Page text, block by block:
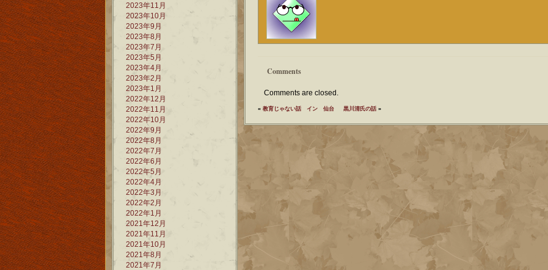
2023年11月
2023年10月
2023年9月
2023年8月
2023年7月
2023年5月
2023年4月
2023年2月
2023年1月
2022年12月
2022年11月
2022年10月
2022年9月
2022年8月
2022年7月
2022年6月
2022年5月
2022年4月
2022年3月
2022年2月
2022年1月
2021年12月
2021年11月
2021年10月
2021年8月
2021年7月
Comments
Comments are closed.
« 教育じゃない話 イン 仙台 黒川清氏の話 »